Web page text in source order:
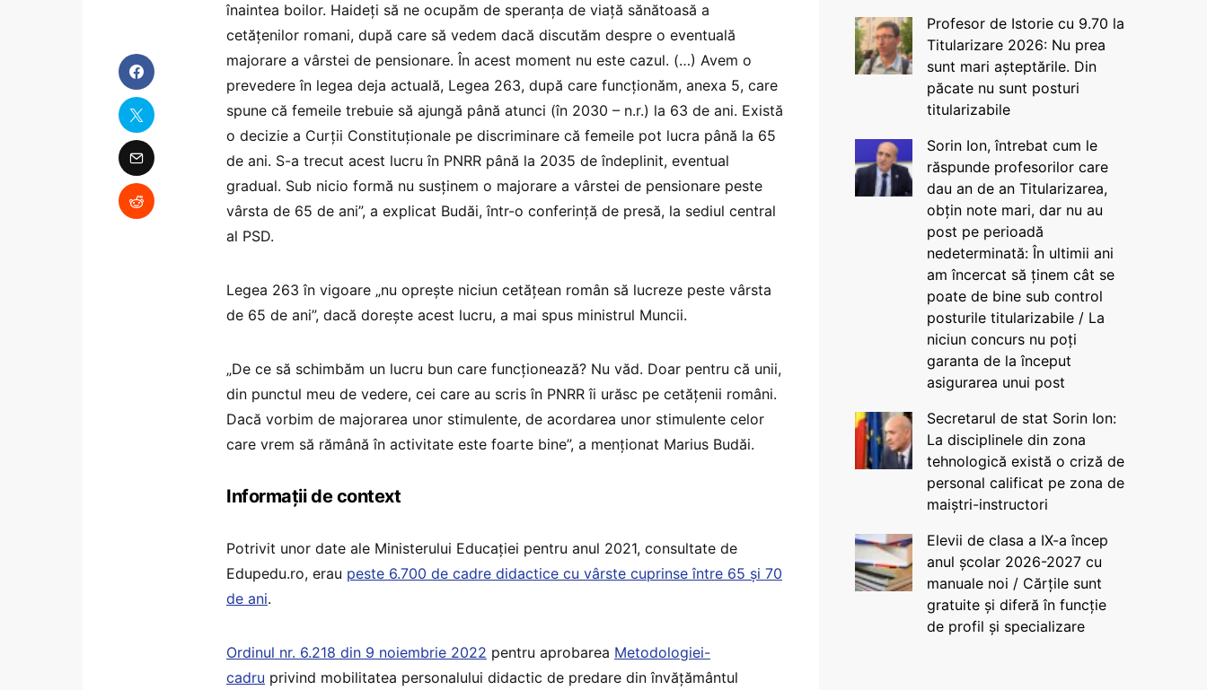
înaintea boilor. Haideţi să ne ocupăm de speranţa de viaţă sănătoasă a
cetăţenilor romani, după care să vedem dacă discutăm despre o eventuală
majorare a vârstei de pensionare. În acest moment nu este cazul. (…) Avem o
prevedere în legea deja actuală, Legea 263, după care funcţionăm, anexa 5, care
spune că femeile trebuie să ajungă până atunci (în 2030 – n.r.) la 63 de ani. Există
o decizie a Curţii Constituţionale pe discriminare că femeile pot lucra până la 65
de ani. S-a trecut acest lucru în PNRR până la 2035 de îndeplinit, eventual
gradual. Sub nicio formă nu susţinem o majorare a vârstei de pensionare peste
vârsta de 65 de ani”, a explicat Budăi, într-o conferinţă de presă, la sediul central
al PSD.
Legea 263 în vigoare „nu opreşte niciun cetăţean român să lucreze peste vârsta
de 65 de ani”, dacă doreşte acest lucru, a mai spus ministrul Muncii.
„De ce să schimbăm un lucru bun care funcţionează? Nu văd. Doar pentru că unii,
din punctul meu de vedere, cei care au scris în PNRR îi urăsc pe cetăţenii români.
Dacă vorbim de majorarea unor stimulente, de acordarea unor stimulente celor
care vrem să rămână în activitate este foarte bine”, a menţionat Marius Budăi.
Informații de context
Potrivit unor date ale Ministerului Educației pentru anul 2021, consultate de
Edupedu.ro, erau peste 6.700 de cadre didactice cu vârste cuprinse între 65 și 70
de ani.
Ordinul nr. 6.218 din 9 noiembrie 2022 pentru aprobarea Metodologiei-
cadru privind mobilitatea personalului didactic de predare din învățământul
Profesor de Istorie cu 9.70 la
Titularizare 2026: Nu prea
sunt mari așteptările. Din
păcate nu sunt posturi
titularizabile
Sorin Ion, întrebat cum le
răspunde profesorilor care
dau an de an Titularizarea,
obțin note mari, dar nu au
post pe perioadă
nedeterminată: În ultimii ani
am încercat să ținem cât se
poate de bine sub control
posturile titularizabile / La
niciun concurs nu poți
garanta de la început
asigurarea unui post
Secretarul de stat Sorin Ion:
La disciplinele din zona
tehnologică există o criză de
personal calificat pe zona de
maiștri-instructori
Elevii de clasa a IX-a încep
anul școlar 2026-2027 cu
manuale noi / Cărțile sunt
gratuite și diferă în funcție
de profil și specializare